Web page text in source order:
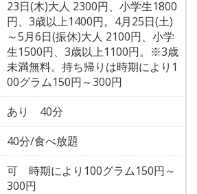
23日(木)大人 2300円、小学生1800
円、3歳以上1400円。4月25日(土)
～5月6日(振休)大人 2100円、小学
生1500円、3歳以上1100円。※3歳
未満無料。持ち帰りは時期により1
00グラム150円～300円
あり 40分
40分/食べ放題
可 時期により100グラム150円～
300円